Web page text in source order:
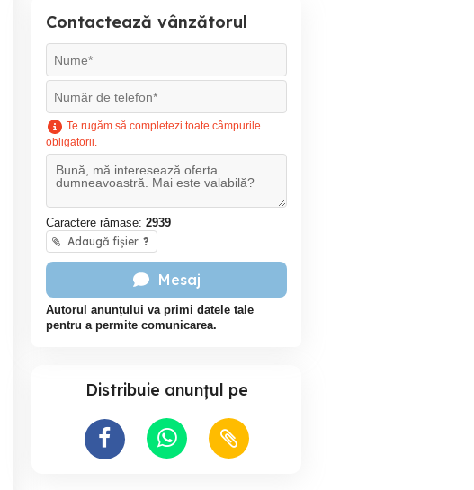
Contactează vânzătorul
Te rugăm să completezi toate câmpurile
obligatorii.
Caractere rămase: 2939
Adaugă fișier ?
Mesaj
Autorul anunțului va primi datele tale
pentru a permite comunicarea.
Distribuie anunțul pe